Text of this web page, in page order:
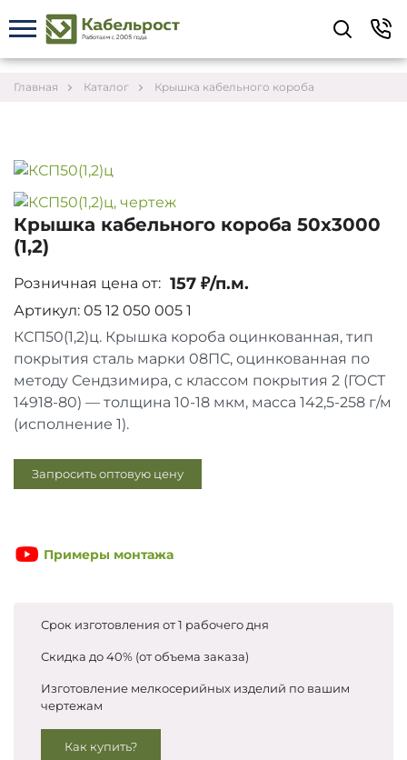
Главная Каталог Крышка кабельного короба
Крышка кабельного короба 50х3000
(1,2)
Розничная цена от: 157 ₽/п.м.
Артикул: 05 12 050 005 1
КСП50(1,2)ц. Крышка короба оцинкованная, тип
покрытия сталь марки 08ПС, оцинкованная по
методу Сендзимира, с классом покрытия 2 (ГОСТ
14918-80) — толщина 10-18 мкм, масса 142,5-258 г/м
(исполнение 1).
Запросить оптовую цену
Примеры монтажа
Срок изготовления от 1 рабочего дня
Скидка до 40% (от объема заказа)
Изготовление мелкосерийных изделий по вашим
чертежам
Как купить?
Укажите контакты для связи и требования к
заказу – предложим лучшие варианты по цене,
согласуем сроки и подберём доставку.
Соглашаюсь на обработку персональных данных